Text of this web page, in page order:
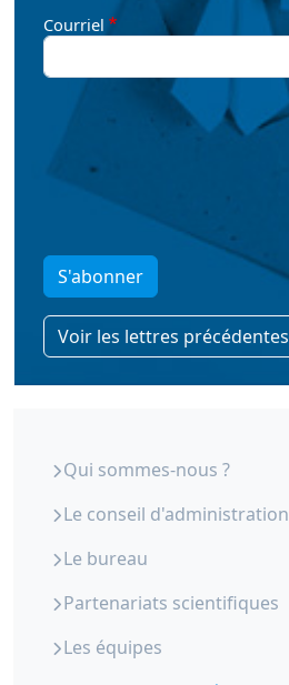
Courriel
S'abonner
Voir les lettres précédentes
Qui sommes-nous ?
Le conseil d'administration
Le bureau
Partenariats scientifiques
Les équipes